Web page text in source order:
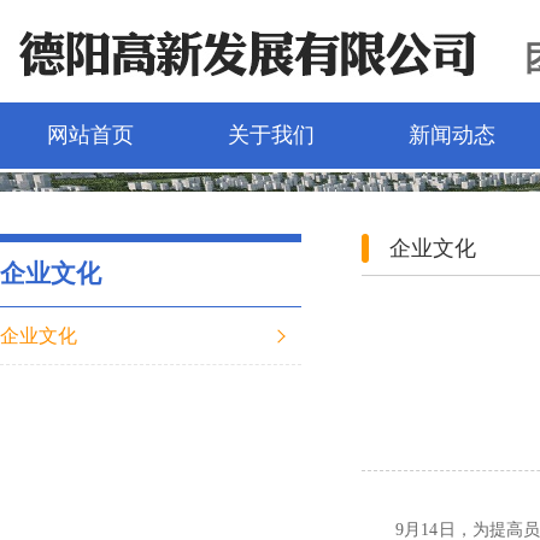
网站首页 关于我们 新闻动态
企业文化
企业文化
企业文化
9月14日，为提高